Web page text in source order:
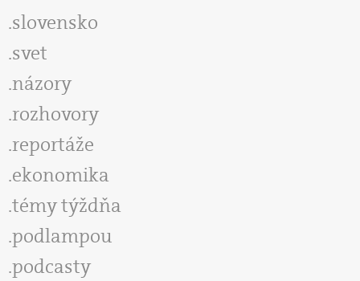
slovensko
svet
názory
rozhovory
reportáže
ekonomika
témy týždňa
podlampou
podcasty